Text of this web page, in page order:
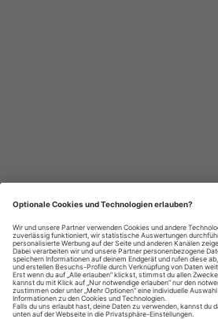
Impressum
Privatsphäre-